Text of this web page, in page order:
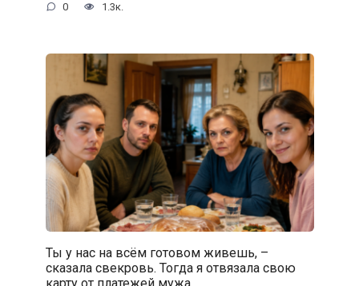
0 1.3к.
Ты у нас на всём готовом живешь, –
сказала свекровь. Тогда я отвязала свою
карту от платежей мужа.